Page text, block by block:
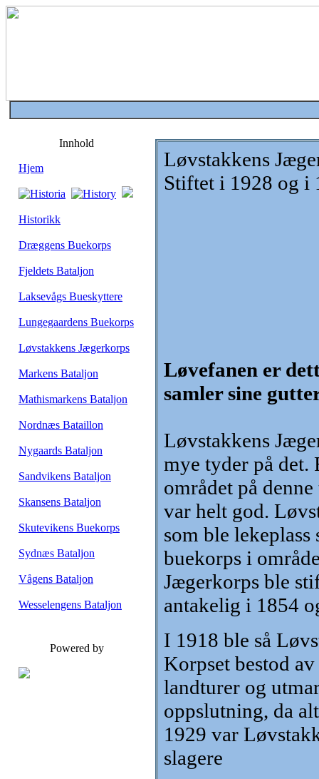
Innhold
Hjem
Historikk
Dræggens Buekorps
Fjeldets Bataljon
Laksevågs Bueskyttere
Lungegaardens Buekorps
Løvstakkens Jægerkorps
Markens Bataljon
Mathismarkens Bataljon
Nordnæs Bataillon
Nygaards Bataljon
Sandvikens Bataljon
Skansens Bataljon
Skutevikens Buekorps
Sydnæs Bataljon
Vågens Bataljon
Wesselengens Bataljon
Powered by
Løvstakkens
Stiftet i 1928 og i
Løvefanen er
samler sine
Løvstakkens
mye tyder på det.
området på
var helt god.
som ble
buekorps i
Jægerkorps ble
antakelig i 1854
I 1918 ble så
Korpset bestod
landturer og
oppslutning, da
1929 var
slagere